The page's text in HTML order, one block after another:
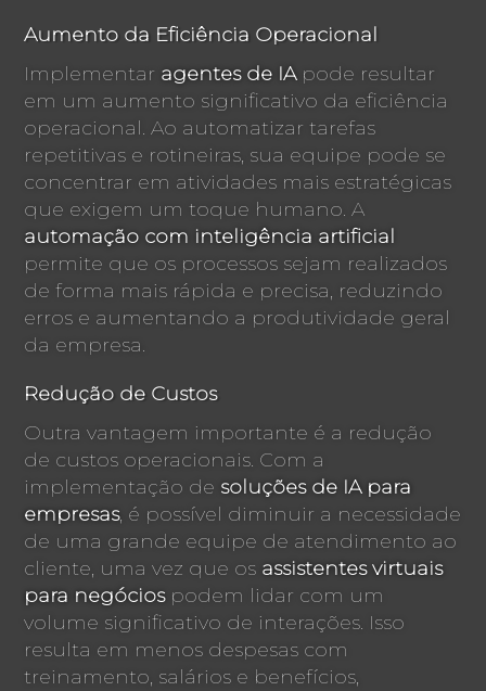
Aumento da Eficiência Operacional
Implementar agentes de IApode resultar
em um aumento significativo da eficiência
operacional. Ao automatizar tarefas
repetitivas e rotineiras, sua equipe pode se
concentrar em atividades mais estratégicas
que exigem um toque humano. A
automação com inteligência artificial
permite que os processos sejam realizados
de forma mais rápida e precisa, reduzindo
erros e aumentando a produtividade geral
da empresa.
Redução de Custos
Outra vantagem importante é a redução
de custos operacionais. Com a
implementação de soluções de IA para
empresas, é possível diminuir a necessidade
de uma grande equipe de atendimento ao
cliente, uma vez que os assistentes virtuais
para negóciospodem lidar com um
volume significativo de interações. Isso
resulta em menos despesas com
treinamento, salários e benefícios,